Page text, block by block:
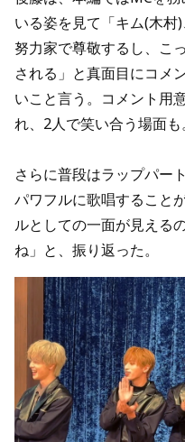
いる姿を見て「キム(木
努力家で尊敬するし、こ
される」と真面目にコメ
いこと言う。コメント用
れ、2人で笑い合う場面も。
さらに普段はラップパー
パワフルに歌唱すること
ルとしての一面が見える
ね」と、振り返った。